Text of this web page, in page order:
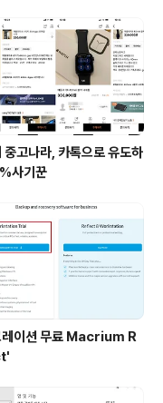
중고나라, 카톡으로 유도하
사기꾼
무료 Macrium R